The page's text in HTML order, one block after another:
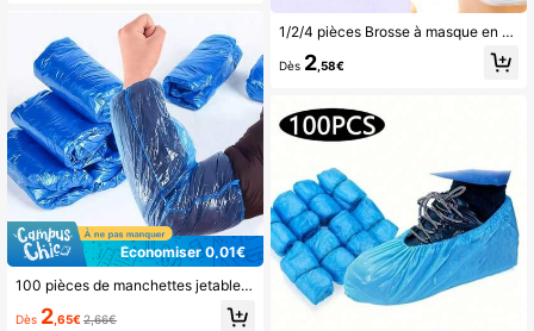
Économiser 0,01€
100 pièces de manchettes jetables, manchettes en plastique transparent, imperméables, anti-poussière et résistantes aux huiles
Dès 2,65€ 2,66€
1/2/4 pièces Brosse à masque en silicone à double extrémité, pour le nettoyage, le massage et l'application de divers masques, brosse de nettoyage facial, avec sac de rangement, pratique pour organiser et ranger.
Dès 2,58€